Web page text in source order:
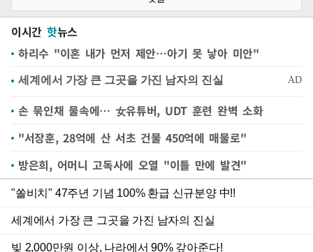
이시간 핫뉴스
하리수 "이혼 내가 먼저 제안…아기 못 낳아 미안"
손 묶인채 물속에… 女유튜버, UDT 훈련 완벽 소화
"서장훈, 28억에 산 서초 건물 450억에 매물로"
방은희, 어머니 고독사에 오열 "이틀 만에 발견"